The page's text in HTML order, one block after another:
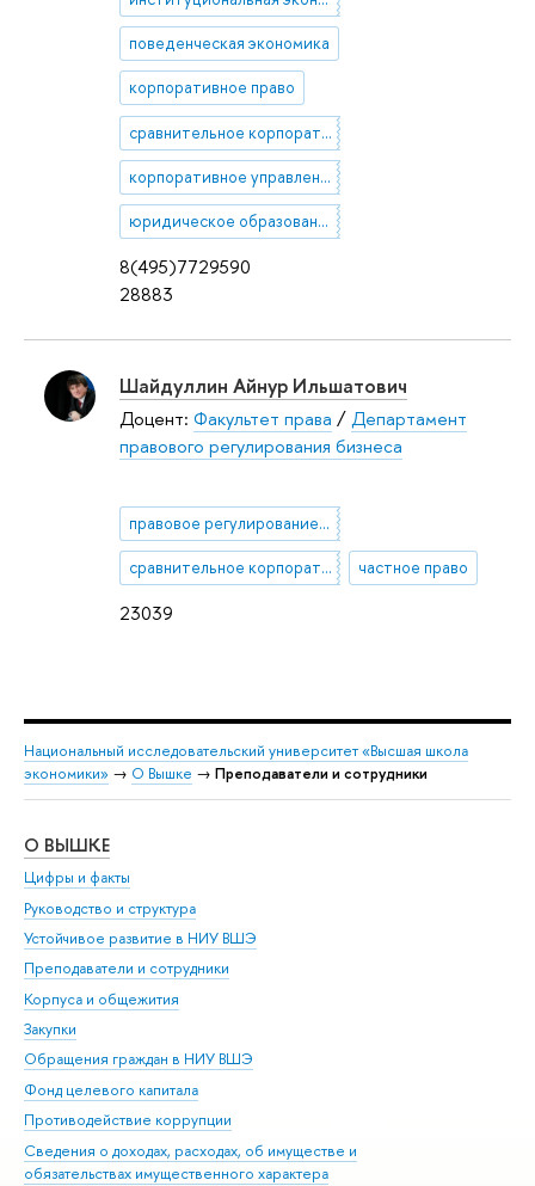
8(495)7729590
28883
поведенческая экономика
корпоративное право
сравнительное корпоративное право
корпоративное управление
юридическое образование
23039
Шайдуллин Айнур Ильшатович
Доцент: Факультет права /Департамент
правового регулирования бизнеса
правовое регулирование банкротства в России и зарубежных странах
сравнительное корпоративное право частное право
Национальный исследовательский университет «Высшая школа
экономики» → О Вышке → Преподаватели и сотрудники
О ВЫШКЕ
Цифры и факты
Руководство и структура
Устойчивое развитие в НИУ ВШЭ
Преподаватели и сотрудники
Корпуса и общежития
Закупки
Обращения граждан в НИУ ВШЭ
Фонд целевого капитала
Противодействие коррупции
Сведения о доходах, расходах, об имуществе и
обязательствах имущественного характера